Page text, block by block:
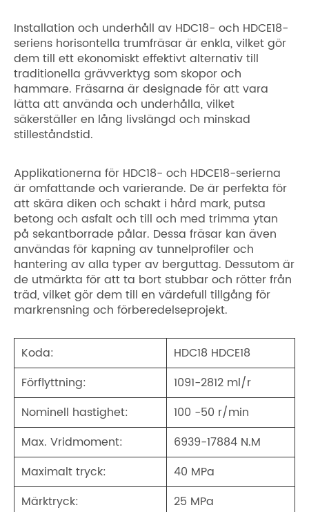
Installation och underhåll av HDC18- och HDCE18-
seriens horisontella trumfräsar är enkla, vilket gör
dem till ett ekonomiskt effektivt alternativ till
traditionella grävverktyg som skopor och
hammare. Fräsarna är designade för att vara
lätta att använda och underhålla, vilket
säkerställer en lång livslängd och minskad
stilleståndstid.
Applikationerna för HDC18- och HDCE18-serierna
är omfattande och varierande. De är perfekta för
att skära diken och schakt i hård mark, putsa
betong och asfalt och till och med trimma ytan
på sekantborrade pålar. Dessa fräsar kan även
användas för kapning av tunnelprofiler och
hantering av alla typer av berguttag. Dessutom är
de utmärkta för att ta bort stubbar och rötter från
träd, vilket gör dem till en värdefull tillgång för
markrensning och förberedelseprojekt.
Koda:
HDC18 HDCE18
Förflyttning:
1091-2812 ml/r
Nominell hastighet:
100 -50 r/min
Max. Vridmoment:
6939-17884 N.M
Maximalt tryck:
40 MPa
Märktryck:
25 MPa